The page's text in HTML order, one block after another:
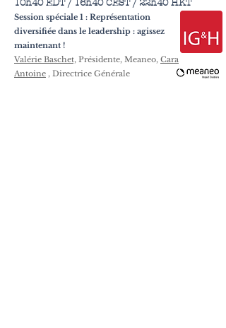
10h40 EDT / 16h40 CEST / 22h40 HKT
Session spéciale 1 : Représentation
diversifiée dans le leadership : agissez
maintenant !
Valérie Baschet, Présidente, Meaneo, Cara
Antoine , Directrice Générale